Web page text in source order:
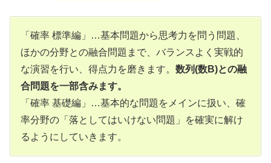
「確率 標準編」…基本問題から思考力を問う問題、
ほかの分野との融合問題まで、バランスよく実戦的
な演習を行い、得点力を磨きます。 数列(数B)との融
合問題を一部含みます。
「確率 基礎編」…基本的な問題をメインに扱い、確
率分野の「落としてはいけない問題」を確実に解け
るようにしていきます。